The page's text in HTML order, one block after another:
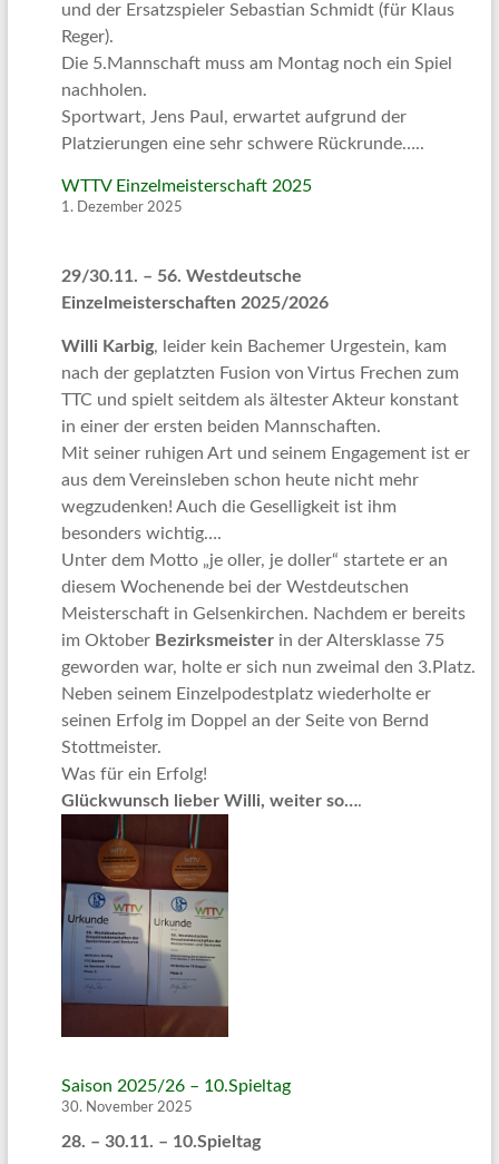
und der Ersatzspieler Sebastian Schmidt (für Klaus
Reger).
Die 5.Mannschaft muss am Montag noch ein Spiel
nachholen.
Sportwart, Jens Paul, erwartet aufgrund der
Platzierungen eine sehr schwere Rückrunde…..
WTTV Einzelmeisterschaft 2025
1. Dezember 2025
29/30.11. – 56. Westdeutsche
Einzelmeisterschaften 2025/2026
Willi Karbig, leider kein Bachemer Urgestein, kam
nach der geplatzten Fusion von Virtus Frechen zum
TTC und spielt seitdem als ältester Akteur konstant
in einer der ersten beiden Mannschaften.
Mit seiner ruhigen Art und seinem Engagement ist er
aus dem Vereinsleben schon heute nicht mehr
wegzudenken! Auch die Geselligkeit ist ihm
besonders wichtig….
Unter dem Motto „je oller, je doller“ startete er an
diesem Wochenende bei der Westdeutschen
Meisterschaft in Gelsenkirchen. Nachdem er bereits
im OktoberBezirksmeisterin der Altersklasse 75
geworden war, holte er sich nun zweimal den 3.Platz.
Neben seinem Einzelpodestplatz wiederholte er
seinen Erfolg im Doppel an der Seite von Bernd
Stottmeister.
Was für ein Erfolg!
Glückwunsch lieber Willi, weiter so….
Saison 2025/26 – 10.Spieltag
30. November 2025
28. – 30.11. – 10.Spieltag